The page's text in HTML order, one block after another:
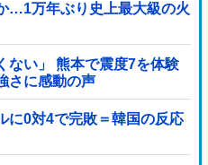
…1万年ぶり史上最大級の火
ない」 熊本で震度7を体験
さに感動の声
に0対4で完敗＝韓国の反応